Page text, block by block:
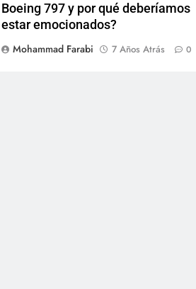
Boeing 797 y por qué deberíamos
estar emocionados?
Mohammad Farabi
7 Años Atrás 0